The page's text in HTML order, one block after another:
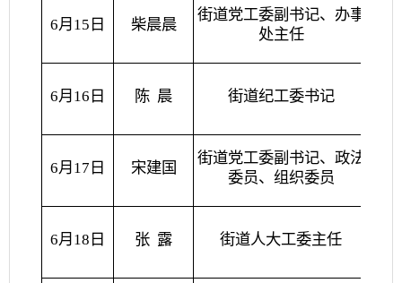
6月15日 柴晨晨
街道党工委副书记、办事
处主任
6月16日 陈 晨 街道纪工委书记
6月17日 宋建国
街道党工委副书记、政法
委员、组织委员
6月18日 张 露 街道人大工委主任